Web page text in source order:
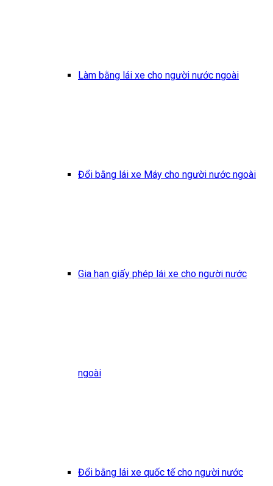
Làm bằng lái xe cho người nước ngoài
Đổi bằng lái xe Máy cho người nước ngoài
Gia hạn giấy phép lái xe cho người nước
ngoài
Đổi bằng lái xe quốc tế cho người nước